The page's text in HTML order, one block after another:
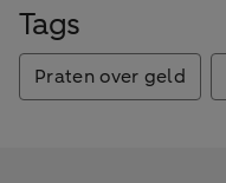
Tags
Praten over geld